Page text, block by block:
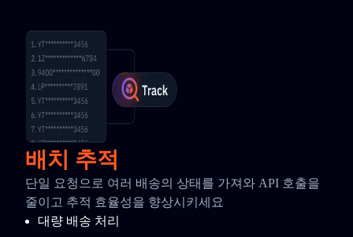
배치 추적
단일 요청으로 여러 배송의 상태를 가져와 API 호출을
줄이고 추적 효율성을 향상시키세요
대량 배송 처리